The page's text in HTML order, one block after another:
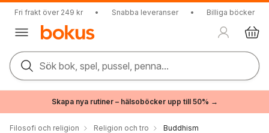
Fri frakt över 249 kr • Snabba leveranser • Billiga böcker
Sök bok, spel, pussel, penna...
Skapa nya rutiner – hälsoböcker upp till 50% →
Filosofi och religion Religion och tro Buddhism